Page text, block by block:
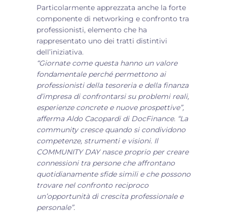
Particolarmente apprezzata anche la forte
componente di networking e confronto tra
professionisti, elemento che ha
rappresentato uno dei tratti distintivi
dell’iniziativa.
“Giornate come questa hanno un valore
fondamentale perché permettono ai
professionisti della tesoreria e della finanza
d’impresa di confrontarsi su problemi reali,
esperienze concrete e nuove prospettive”,
afferma Aldo Cacopardi di DocFinance. “La
community cresce quando si condividono
competenze, strumenti e visioni. Il
COMMUNITY DAY nasce proprio per creare
connessioni tra persone che affrontano
quotidianamente sfide simili e che possono
trovare nel confronto reciproco
un’opportunità di crescita professionale e
personale”.